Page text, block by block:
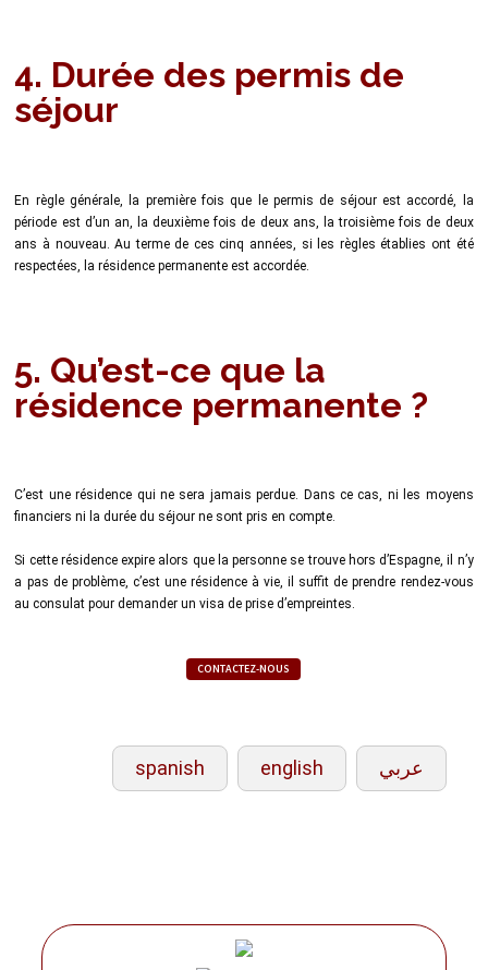
4. Durée des permis de
séjour
En règle générale, la première fois que le permis de séjour est accordé, la
période est d’un an, la deuxième fois de deux ans, la troisième fois de deux
ans à nouveau. Au terme de ces cinq années, si les règles établies ont été
respectées, la résidence permanente est accordée.
5. Qu’est-ce que la
résidence permanente ?
C’est une résidence qui ne sera jamais perdue. Dans ce cas, ni les moyens
financiers ni la durée du séjour ne sont pris en compte.
Si cette résidence expire alors que la personne se trouve hors d’Espagne, il n’y
a pas de problème, c’est une résidence à vie, il suffit de prendre rendez-vous
au consulat pour demander un visa de prise d’empreintes.
CONTACTEZ-NOUS
spanish english عربي